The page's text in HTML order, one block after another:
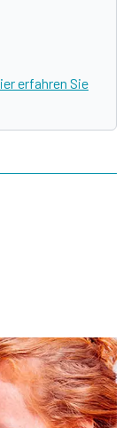
erfahren Sie